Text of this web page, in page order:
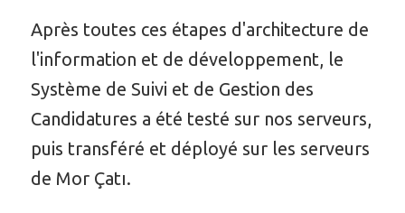
Après toutes ces étapes d'architecture de
l'information et de développement, le
Système de Suivi et de Gestion des
Candidatures a été testé sur nos serveurs,
puis transféré et déployé sur les serveurs
de Mor Çatı.